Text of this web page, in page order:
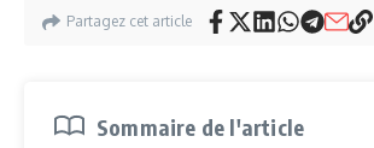
Partagez cet article
Sommaire de l'article